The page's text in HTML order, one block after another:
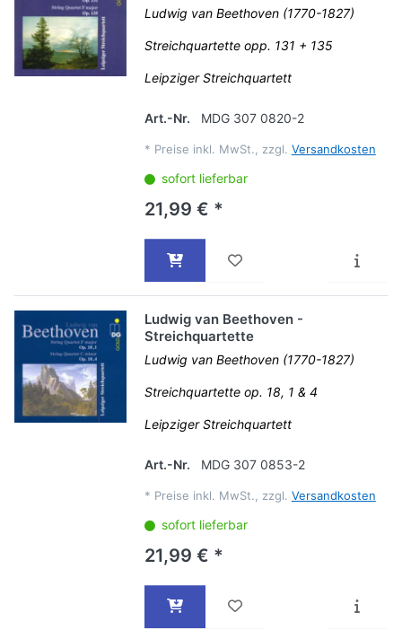
Ludwig van Beethoven (1770-1827)
Streichquartette opp. 131 + 135
Leipziger Streichquartett
Art.-Nr. MDG 307 0820-2
* Preise inkl. MwSt., zzgl. Versandkosten
sofort lieferbar
21,99 € *
Ludwig van Beethoven -
Streichquartette
Ludwig van Beethoven (1770-1827)
Streichquartette op. 18, 1 & 4
Leipziger Streichquartett
Art.-Nr. MDG 307 0853-2
* Preise inkl. MwSt., zzgl. Versandkosten
sofort lieferbar
21,99 € *